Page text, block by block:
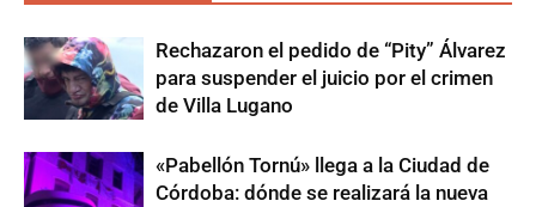
Rechazaron el pedido de “Pity” Álvarez
para suspender el juicio por el crimen
de Villa Lugano
«Pabellón Tornú» llega a la Ciudad de
Córdoba: dónde se realizará la nueva